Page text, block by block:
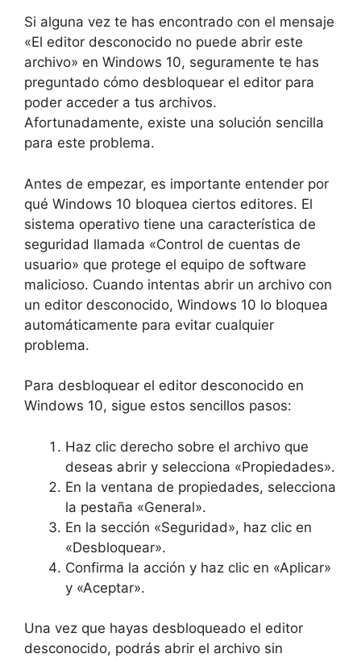
Si alguna vez te has encontrado con el mensaje
«El editor desconocido no puede abrir este
archivo» en Windows 10, seguramente te has
preguntado cómo desbloquear el editor para
poder acceder a tus archivos.
Afortunadamente, existe una solución sencilla
para este problema.
Antes de empezar, es importante entender por
qué Windows 10 bloquea ciertos editores. El
sistema operativo tiene una característica de
seguridad llamada «Control de cuentas de
usuario» que protege el equipo de software
malicioso. Cuando intentas abrir un archivo con
un editor desconocido, Windows 10 lo bloquea
automáticamente para evitar cualquier
problema.
Para desbloquear el editor desconocido en
Windows 10, sigue estos sencillos pasos:
Haz clic derecho sobre el archivo que
deseas abrir y selecciona «Propiedades».
En la ventana de propiedades, selecciona
la pestaña «General».
En la sección «Seguridad», haz clic en
«Desbloquear».
Confirma la acción y haz clic en «Aplicar»
y «Aceptar».
Una vez que hayas desbloqueado el editor
desconocido, podrás abrir el archivo sin